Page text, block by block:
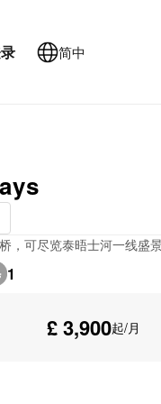
简中
，可尽览泰晤士河一线盛
1
£ 3,900起/月